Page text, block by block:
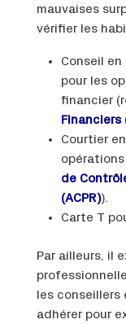
mauvaises
vérifier les
Conseil
pour les
financier
Financiers
Courtier
opérations
de
(ACPR)).
Carte T
Par ailleurs, il
les conseillers
adhérer pour